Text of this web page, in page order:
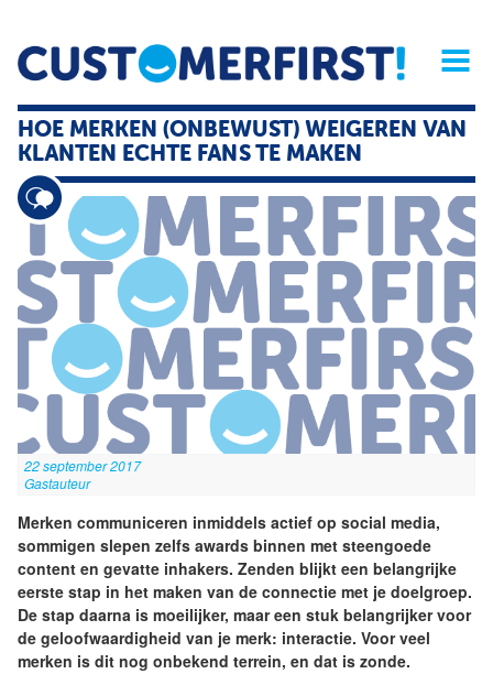
Home Opinie Archief
Magazine
Service
Buyers'Guide
HOE MERKEN (ONBEWUST) WEIGEREN VAN
KLANTEN ECHTE FANS TE MAKEN
22 september 2017
Gastauteur
Merken communiceren inmiddels actief op social media,
sommigen slepen zelfs awards binnen met steengoede
content en gevatte inhakers. Zenden blijkt een belangrijke
eerste stap in het maken van de connectie met je doelgroep.
De stap daarna is moeilijker, maar een stuk belangrijker voor
de geloofwaardigheid van je merk: interactie. Voor veel
merken is dit nog onbekend terrein, en dat is zonde.